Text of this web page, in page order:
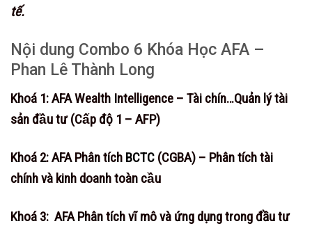
tế.
Nội dung Combo 6 Khóa Học AFA –
Phan Lê Thành Long
Khoá 1: AFA Wealth Intelligence – Tài chín…Quản lý tài
sản đầu tư (Cấp độ 1 – AFP)
Khoá 2: AFA Phân tích BCTC (CGBA) – Phân tích tài
chính và kinh doanh toàn cầu
Khoá 3: AFA Phân tích vĩ mô và ứng dụng trong đầu tư